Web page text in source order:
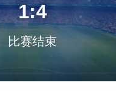
1:4
比赛结束